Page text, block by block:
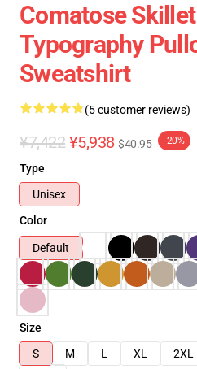
Comatose
Typography
Sweatshirt
(5 customer reviews)
¥7,422 ¥5,938 $40.95 -20%
Type
Unisex
Color
Default
Size
S
M L XL 2XL